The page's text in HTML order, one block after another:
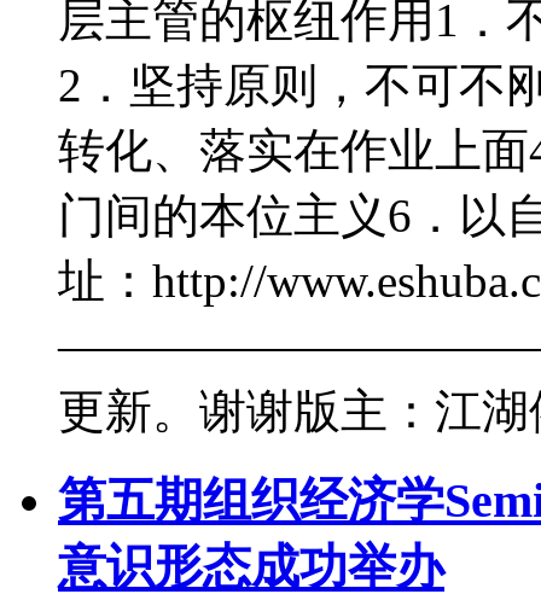
层主管的枢纽作用1．
2．坚持原则，不可不
转化、落实在作业上
门间的本位主义6．以
址：http://
更新。谢谢版主：江湖
第五期组织经济学
意识形态成功举办